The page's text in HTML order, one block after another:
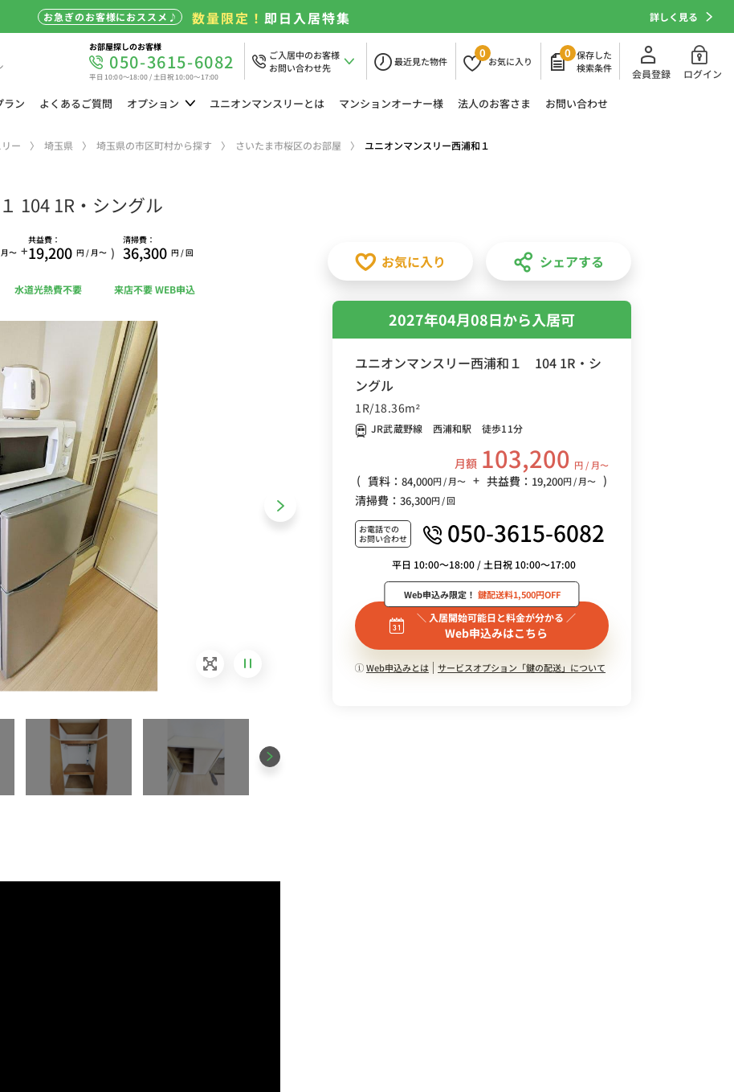
お急ぎのお客様におススメ♪ 数量限定！即日入居特集 詳しく見る
お部屋探しのお客様
050-3615-6082
平日 10:00～18:00 / 土日祝 10:00～17:00
ご入居中のお客様
お問い合わせ先
最近見た物件
0
お気に入り
0 保存した
検索条件
会員登録 ログイン
ラン よくあるご質問 オプション ユニオンマンスリーとは マンションオーナー様 法人のお客さま お問い合わせ
ー 埼玉県 埼玉県の市区町村から探す さいたま市桜区のお部屋 ユニオンマンスリー西浦和１
104 1R・シングル
〜 +
共益費：
19,200 円 / 月〜 )
清掃費：
36,300 円 / 回
水道光熱費不要 来店不要 WEB申込
お気に入り シェアする
2027年04月08日から入居可
ユニオンマンスリー西浦和１ 104 1R・シ
ングル
1R/18.36m²
JR武蔵野線 西浦和駅 徒歩11分
月額 103,200 円 / 月〜
( 賃料： 84,000円 / 月〜 + 共益費： 19,200円 / 月〜
)
清掃費： 36,300円 / 回
お電話での
お問い合わせ
050-3615-6082
平日 10:00～18:00 / 土日祝 10:00～17:00
＼ 入居開始可能日と料金が分かる ／
Web申込みはこちら
Web申込み限定！ 鍵配送料1,500円OFF
Web申込みとは サービスオプション「鍵の配送」について